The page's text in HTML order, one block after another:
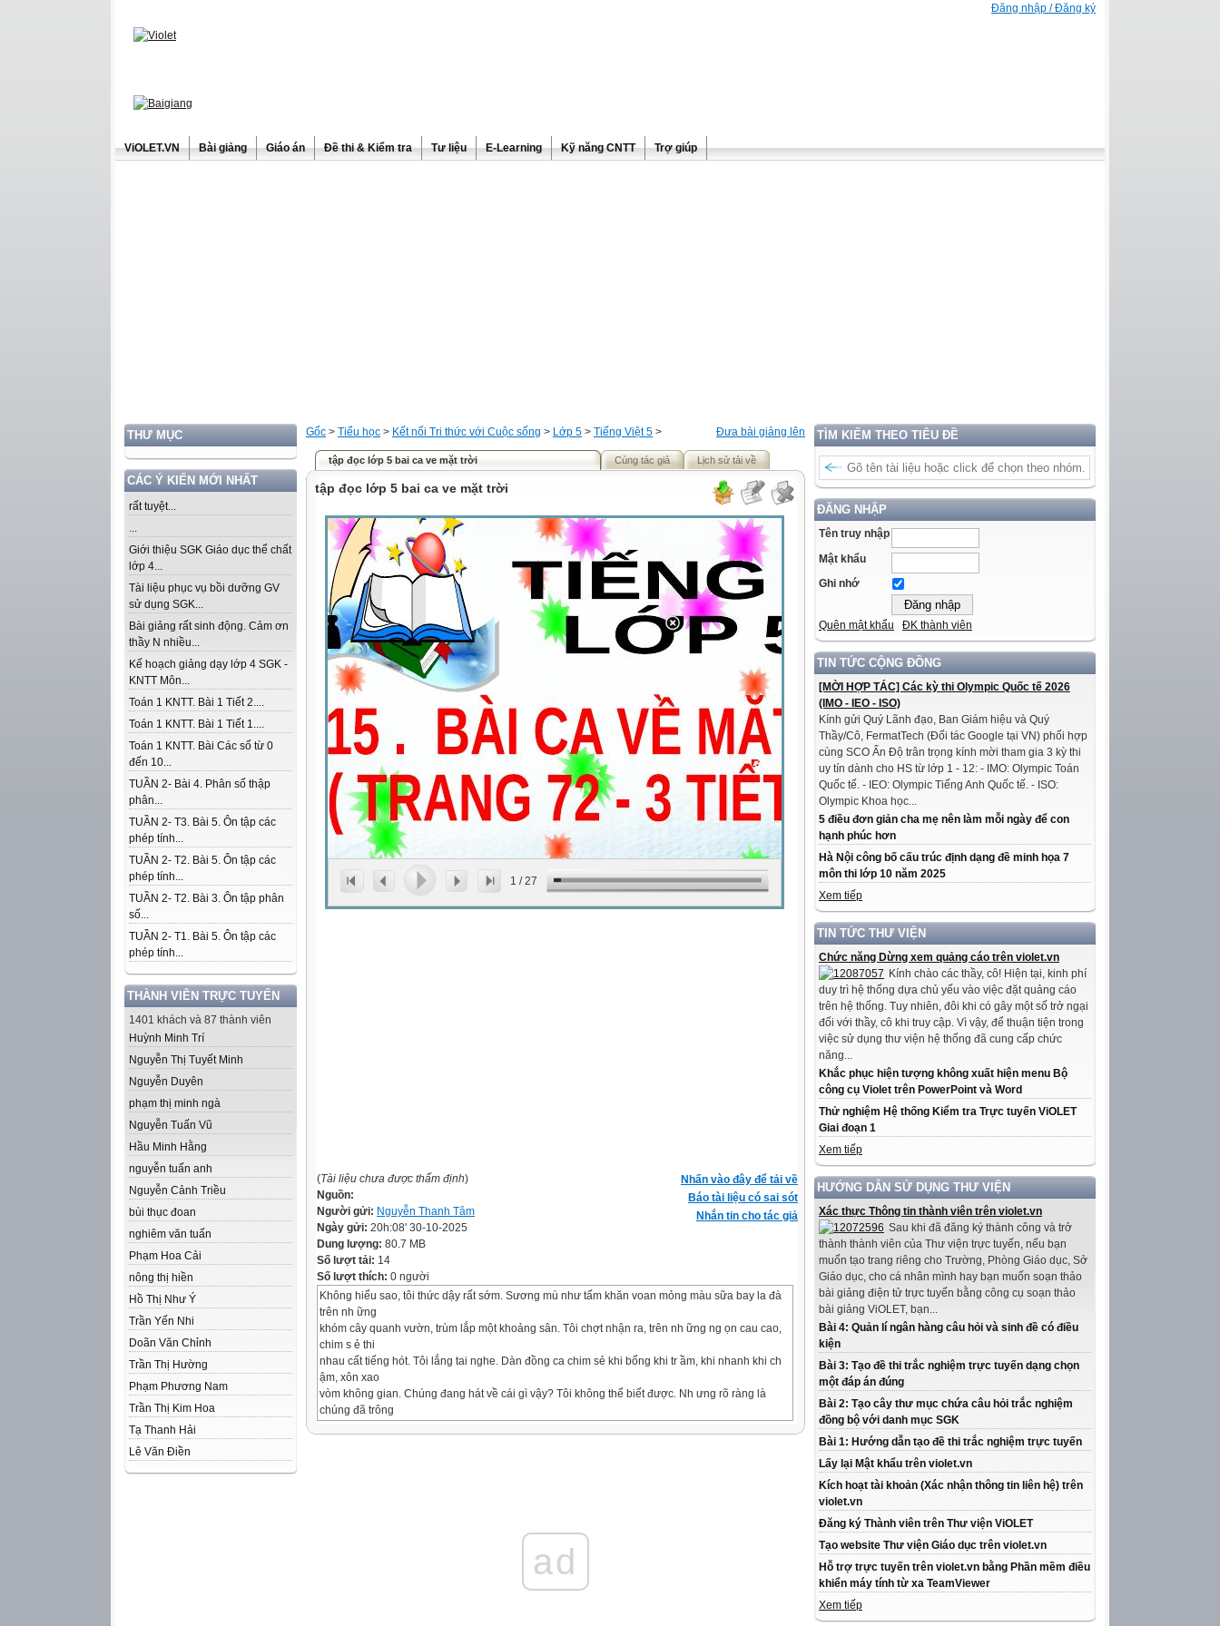
Đăng nhập / Đăng ký
ViOLET.VN Bài giảng Giáo án Đề thi & Kiểm tra Tư liệu E-Learning Kỹ năng CNTT Trợ giúp
THƯ MỤC
CÁC Ý KIẾN MỚI NHẤT
rất tuyệt...
...
Giới thiệu SGK Giáo dục thể chất
lớp 4...
Tài liệu phục vụ bồi dưỡng GV
sử dụng SGK...
Bài giảng rất sinh động. Cảm ơn
thầy N nhiều...
Kế hoạch giảng dạy lớp 4 SGK -
KNTT Môn...
Toán 1 KNTT. Bài 1 Tiết 2....
Toán 1 KNTT. Bài 1 Tiết 1....
Toán 1 KNTT. Bài Các số từ 0
đến 10...
TUẦN 2- Bài 4. Phân số thập
phân...
TUẦN 2- T3. Bài 5. Ôn tập các
phép tính...
TUẦN 2- T2. Bài 5. Ôn tập các
phép tính...
TUẦN 2- T2. Bài 3. Ôn tập phân
số...
TUẦN 2- T1. Bài 5. Ôn tập các
phép tính...
THÀNH VIÊN TRỰC TUYẾN
1401 khách và 87 thành viên
Huỳnh Minh Trí
Nguyễn Thị Tuyết Minh
Nguyễn Duyên
phạm thị minh ngà
Nguyễn Tuấn Vũ
Hầu Minh Hằng
nguyễn tuấn anh
Nguyễn Cảnh Triều
bùi thục đoan
nghiêm văn tuấn
Phạm Hoa Cải
nông thị hiền
Hồ Thị Như Ý
Trần Yến Nhi
Doãn Văn Chỉnh
Trần Thị Hường
Phạm Phương Nam
Trần Thị Kim Hoa
Tạ Thanh Hải
Lê Văn Điền
TÌM KIẾM THEO TIÊU ĐỀ
ĐĂNG NHẬP
Tên truy nhập
Mật khẩu
Ghi nhớ
Quên mật khẩu ĐK thành viên
TIN TỨC CỘNG ĐỒNG
[MỜI HỢP TÁC] Các kỳ thi Olympic Quốc tế 2026
(IMO - IEO - ISO)
Kính gửi Quý Lãnh đạo, Ban Giám hiệu và Quý
Thầy/Cô, FermatTech (Đối tác Google tại VN) phối hợp
cùng SCO Ấn Độ trân trọng kính mời tham gia 3 kỳ thi
uy tín dành cho HS từ lớp 1 - 12: - IMO: Olympic Toán
Quốc tế. - IEO: Olympic Tiếng Anh Quốc tế. - ISO:
Olympic Khoa học...
5 điều đơn giản cha mẹ nên làm mỗi ngày để con
hạnh phúc hơn
Hà Nội công bố cấu trúc định dạng đề minh họa 7
môn thi lớp 10 năm 2025
Xem tiếp
TIN TỨC THƯ VIỆN
Chức năng Dừng xem quảng cáo trên violet.vn
Kính chào các thầy, cô! Hiện tại, kinh phí
duy trì hệ thống dựa chủ yếu vào việc đặt quảng cáo
trên hệ thống. Tuy nhiên, đôi khi có gây một số trở ngại
đối với thầy, cô khi truy cập. Vì vậy, để thuận tiện trong
việc sử dụng thư viện hệ thống đã cung cấp chức
năng...
Khắc phục hiện tượng không xuất hiện menu Bộ
công cụ Violet trên PowerPoint và Word
Thử nghiệm Hệ thống Kiểm tra Trực tuyến ViOLET
Giai đoạn 1
Xem tiếp
HƯỚNG DẪN SỬ DỤNG THƯ VIỆN
Xác thực Thông tin thành viên trên violet.vn
Sau khi đã đăng ký thành công và trở
thành thành viên của Thư viện trực tuyến, nếu bạn
muốn tạo trang riêng cho Trường, Phòng Giáo dục, Sở
Giáo dục, cho cá nhân mình hay bạn muốn soạn thảo
bài giảng điện tử trực tuyến bằng công cụ soạn thảo
bài giảng ViOLET, bạn...
Bài 4: Quản lí ngân hàng câu hỏi và sinh đề có điều
kiện
Bài 3: Tạo đề thi trắc nghiệm trực tuyến dạng chọn
một đáp án đúng
Bài 2: Tạo cây thư mục chứa câu hỏi trắc nghiệm
đồng bộ với danh mục SGK
Bài 1: Hướng dẫn tạo đề thi trắc nghiệm trực tuyến
Lấy lại Mật khẩu trên violet.vn
Kích hoạt tài khoản (Xác nhận thông tin liên hệ) trên
violet.vn
Đăng ký Thành viên trên Thư viện ViOLET
Tạo website Thư viện Giáo dục trên violet.vn
Hỗ trợ trực tuyến trên violet.vn bằng Phần mềm điều
khiển máy tính từ xa TeamViewer
Xem tiếp
Đưa bài giảng lên
Gốc > Tiểu học > Kết nối Tri thức với Cuộc sống > Lớp 5 > Tiếng Việt 5 >
tập đọc lớp 5 bai ca ve mặt trời Cùng tác giả Lịch sử tải về
tập đọc lớp 5 bai ca ve mặt trời
1 /27
Nhấn vào đây để tải về
Báo tài liệu có sai sót
Nhắn tin cho tác giả
(Tài liệu chưa được thẩm định)
Nguồn:
Người gửi: Nguyễn Thanh Tâm
Ngày gửi: 20h:08' 30-10-2025
Dung lượng: 80.7 MB
Số lượt tải: 14
Số lượt thích: 0 người
Không hiểu sao, tôi thức dậy rất sớm. Sương mù như tấm khăn voan mỏng màu sữa bay la đà
trên nh ững
khóm cây quanh vườn, trùm lắp một khoảng sân. Tôi chợt nhận ra, trên nh ững ng ọn cau cao,
chim s ẻ thi
nhau cất tiếng hót. Tôi lắng tai nghe. Dàn đồng ca chim sẻ khi bổng khi tr ầm, khi nhanh khi ch
ậm, xôn xao
vòm không gian. Chúng đang hát về cái gì vậy? Tôi không thể biết được. Nh ưng rõ ràng là
chúng đã trông
cao giọng, chiếc mâm đồng đỏ càng nhích dần lên.
Vầng mặt trời đã lên từ bao giờ? Chắc là nó đã nhô lên khỏi mặt bi ển tr ước khi nhô lên kh ỏi
tim tôi bỗng vang lên một bài ca hoà với bài ca của những con chim sẻ trên trời cao. Bài ca v ề
ad